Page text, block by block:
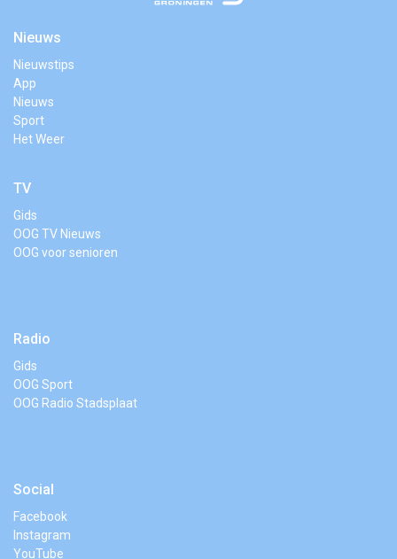
Nieuws
Nieuwstips
App
Nieuws
Sport
Het Weer
TV
Gids
OOG TV Nieuws
OOG voor senioren
Radio
Gids
OOG Sport
OOG Radio Stadsplaat
Social
Facebook
Instagram
YouTube